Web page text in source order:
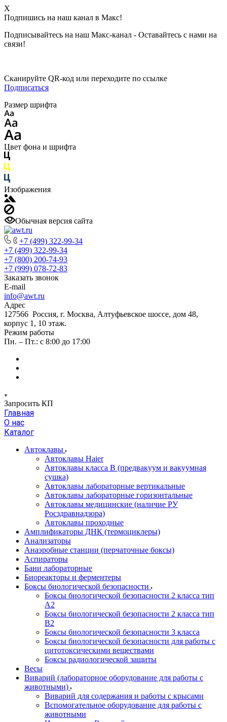
X
Подпишись на наш канал в Макс!
Подписывайтесь на наш Макс-канал - Оставайтесь с нами на
связи!
Сканируйте QR-код или переходите по ссылке
Подписаться
Размер шрифта
Цвет фона и шрифта
Изображения
Обычная версия сайта
+7 (499) 322-99-34
+7 (499) 322-99-34
+7 (800) 200-74-93
+7 (999) 078-72-83
Заказать звонок
E-mail
info@awt.ru
Адрес
127566 Россия, г. Москва, Алтуфьевское шоссе, дом 48,
корпус 1, 10 этаж.
Режим работы
Пн. – Пт.: с 8:00 до 17:00
Запросить КП
Главная
О нас
Каталог
Автоклавы
Автоклавы Haier
Автоклавы класса B (предвакуум и вакуумная
сушка)
Автоклавы лабораторные вертикальные
Автоклавы лабораторные горизонтальные
Автоклавы медицинские (наличие РУ
Росздравнадзора)
Автоклавы проходные
Амплификаторы ДНК (термоциклеры)
Анализаторы
Анаэробные станции (перчаточные боксы)
Аспираторы
Бани лабораторные
Биореакторы и ферментеры
Боксы биологической безопасности
Боксы биологической безопасности 2 класса тип
A2
Боксы биологической безопасности 2 класса тип
B2
Боксы биологической безопасности 3 класса
Боксы биологической безопасности для работы с
цитотоксическими веществами
Боксы радиологической защиты
Весы
Виварий (лабораторное оборудование для работы с
животными)
Виварий для содержания и работы с крысами
Вспомогательное оборудование для работы с
животными